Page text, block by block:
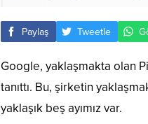
Paylaş Tweetle
Google, yaklaşmakta olan
tanıttı. Bu, şirketin
yaklaşık beş ayımız var.